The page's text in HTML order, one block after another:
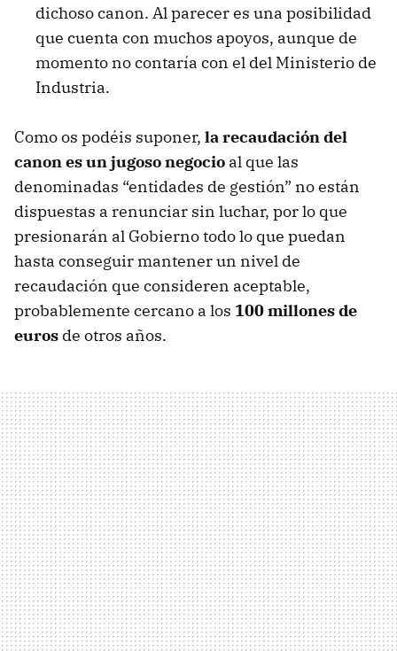
dichoso canon. Al parecer es una posibilidad
que cuenta con muchos apoyos, aunque de
momento no contaría con el del Ministerio de
Industria.
Como os podéis suponer, la recaudación del
canon es un jugoso negocio al que las
denominadas “entidades de gestión” no están
dispuestas a renunciar sin luchar, por lo que
presionarán al Gobierno todo lo que puedan
hasta conseguir mantener un nivel de
recaudación que consideren aceptable,
probablemente cercano a los 100 millones de
euros de otros años.